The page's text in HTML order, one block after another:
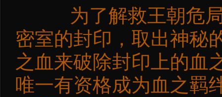
为了解救王朝危局
密室的封印，取出神秘
之血来破除封印上的血
唯一有资格成为血之羁